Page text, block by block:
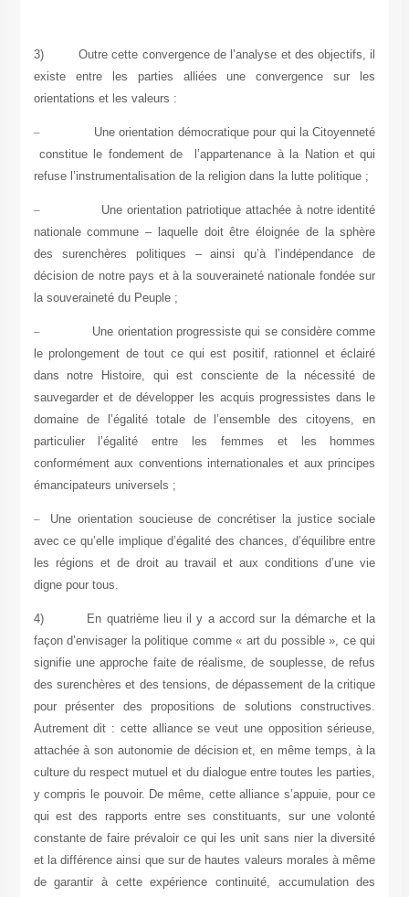
3)
Outre cette convergence de l’analyse et des objectifs, il
existe entre les parties alliées une convergence sur les
orientations et les valeurs :
–
Une orientation démocratique pour qui la Citoyenneté
constitue le fondement de l’appartenance à la Nation et qui
refuse l’instrumentalisation de la religion dans la lutte politique ;
–
Une orientation patriotique attachée à notre identité
nationale commune – laquelle doit être éloignée de la sphère
des surenchères politiques – ainsi qu’à l’indépendance de
décision de notre pays et à la souveraineté nationale fondée sur
la souveraineté du Peuple ;
–
Une orientation progressiste qui se considère comme
le prolongement de tout ce qui est positif, rationnel et éclairé
dans notre Histoire, qui est consciente de la nécessité de
sauvegarder et de développer les acquis progressistes dans le
domaine de l’égalité totale de l’ensemble des citoyens, en
particulier l’égalité entre les femmes et les hommes
conformément aux conventions internationales et aux principes
émancipateurs universels ;
–
Une orientation soucieuse de concrétiser la justice sociale
avec ce qu’elle implique d’égalité des chances, d’équilibre entre
les régions et de droit au travail et aux conditions d’une vie
digne pour tous.
4)
En quatrième lieu il y a accord sur la démarche et la
façon d’envisager la politique comme « art du possible », ce qui
signifie une approche faite de réalisme, de souplesse, de refus
des surenchères et des tensions, de dépassement de la critique
pour présenter des propositions de solutions constructives.
Autrement dit : cette alliance se veut une opposition sérieuse,
attachée à son autonomie de décision et, en même temps, à la
culture du respect mutuel et du dialogue entre toutes les parties,
y compris le pouvoir. De même, cette alliance s’appuie, pour ce
qui est des rapports entre ses constituants, sur une volonté
constante de faire prévaloir ce qui les unit sans nier la diversité
et la différence ainsi que sur de hautes valeurs morales à même
de garantir à cette expérience continuité, accumulation des